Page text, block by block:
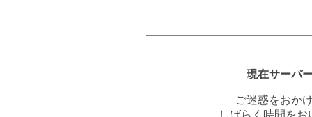
現在サーバ
ご迷惑をおか
しばらく時間を